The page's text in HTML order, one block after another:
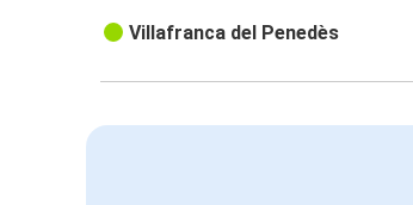
Villafranca del Penedès